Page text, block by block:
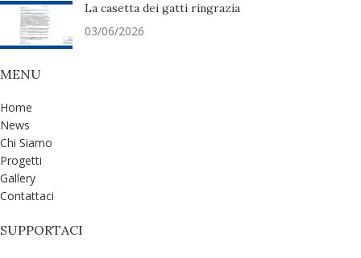
La casetta dei gatti ringrazia
03/06/2026
MENU
Home
News
Chi Siamo
Progetti
Gallery
Contattaci
SUPPORTACI